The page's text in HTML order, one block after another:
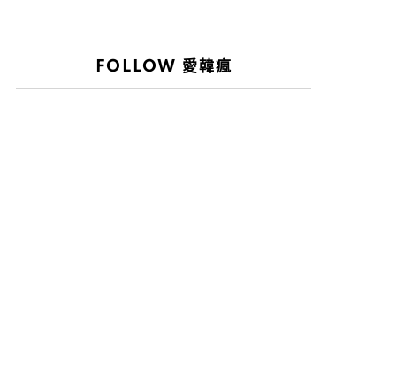
FOLLOW 愛韓瘋